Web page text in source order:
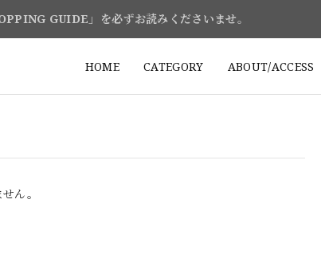
GUIDE」を必ずお読みくださいませ。
HOME CATEGORY ABOUT/ACCESS
ん。